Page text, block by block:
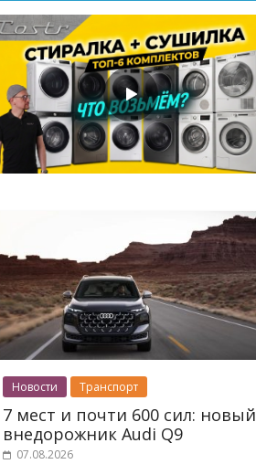
Новости Транспорт
7 мест и почти 600 сил: новый
внедорожник Audi Q9
07.08.2026